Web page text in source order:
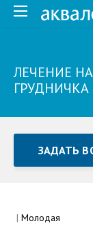
ЛЕЧЕНИЕ
ГРУДНИЧКА
ЗАДАТЬ
| Молодая